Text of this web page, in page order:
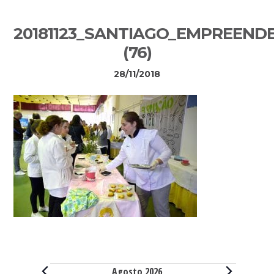
(76)
28/11/2018
Sidebar
primária